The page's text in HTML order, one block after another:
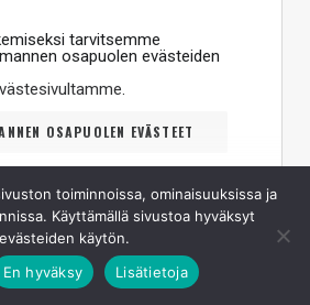
tarvitsemme
osapuolen evästeiden
.
OSAPUOLEN EVÄSTEET
laajentaaksesi...
toiminnoissa, ominaisuuksissa ja
Käyttämällä sivustoa hyväksyt
evästeiden käytön.
En hyväksy Lisätietoja